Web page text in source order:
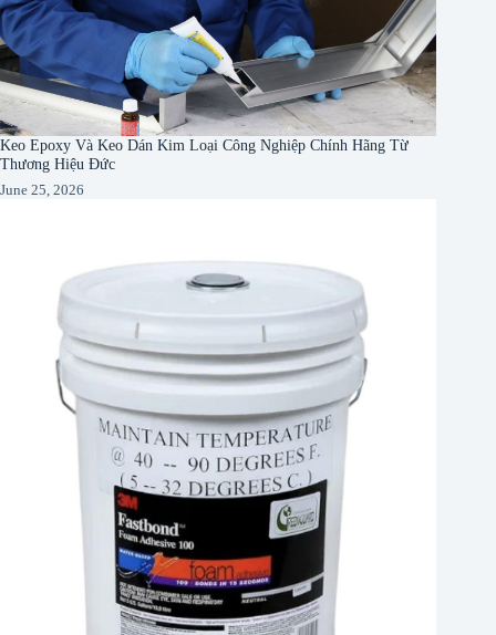
Keo Epoxy Và Keo Dán Kim Loại Công Nghiệp Chính Hãng Từ
Thương Hiệu Đức
June 25, 2026